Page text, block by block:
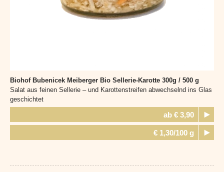
Biohof Bubenicek Meiberger Bio Sellerie-Karotte 300g / 500 g
Salat aus feinen Sellerie – und Karottenstreifen abwechselnd ins Glas
geschichtet
ab € 3,90
€ 1,30/100 g